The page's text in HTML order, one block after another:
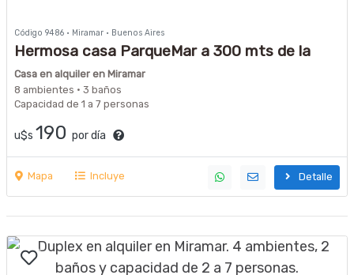
Código 9486 · Miramar · Buenos Aires
Hermosa casa ParqueMar a 300 mts de la
costa
Casa en alquiler en Miramar
8 ambientes · 3 baños
Capacidad de 1 a 7 personas
u$s 190 por día
Mapa Incluye Detalle